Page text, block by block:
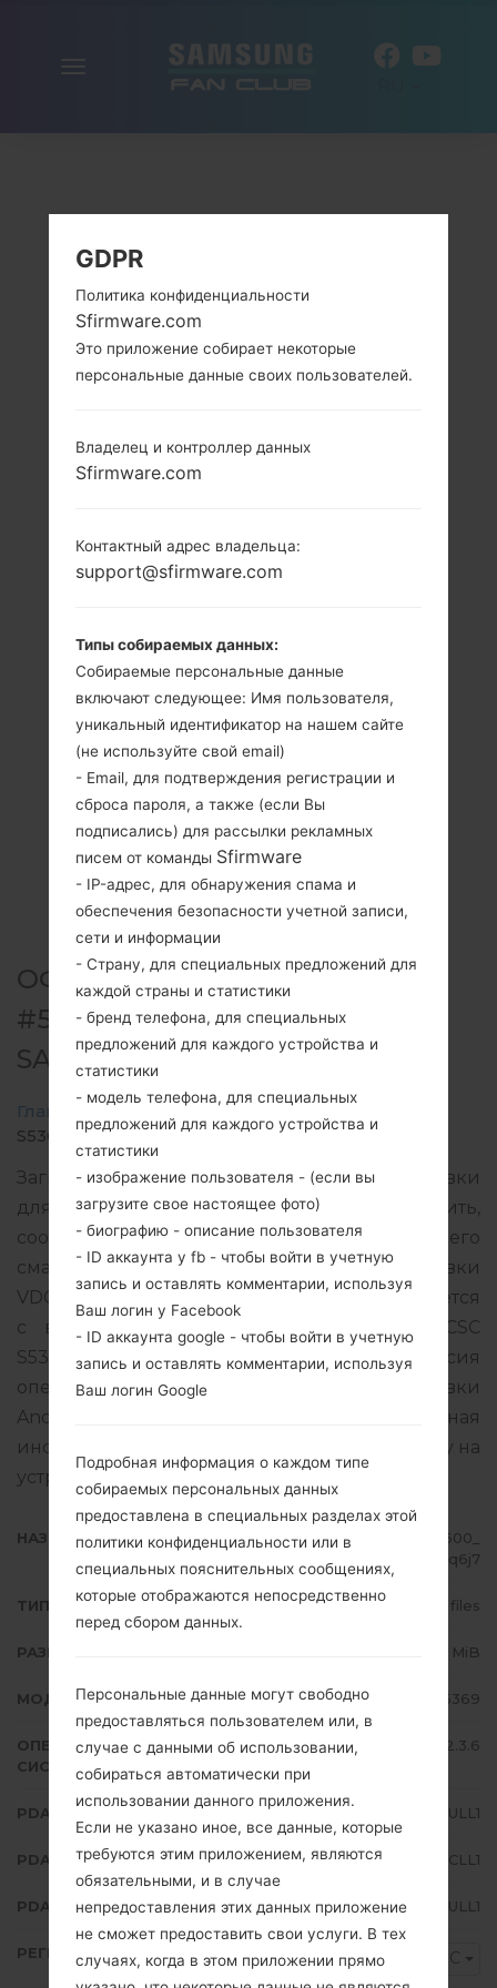
ОФИЦИАЛЬНАЯ ПРОШИВКА
#5825 ДЛЯ GT-S5369 -
SAMSUNGGALAXY Y
Главная → SamsungGT-S5369
S5369_VDC_1_20121206121600_6aq808q6j7.zip
Загрузите последнее обновление прошивки
для Samsung Galaxy Y, но не забудьте проверить,
соответствует ли номер модели вашего
смартфона указанному GT-S5369. Код прошивки
VDC для CZECH REPUBLIC. Продукт поставляется
с версией PDA S5369BULL1 и версия CSC
S5369VDCLL1, MODEM версия S5369BULL1. Версия
операционной системы данной прошивки
Android Gingerbread 2.3.6. Подробная
инструкция, как прошить стоковую прошивку на
устройства Samsung
здесь
НАЗВАНИЕ ФАЙЛА
GT-S5369_VDC_1_20121206121600_
6aq808q6j7
ТИП ПРОШИВКИ 4 files
РАЗМЕР ФАЙЛА 123.7 MiB
МОДЕЛЬ Samsung GT-S5369
ОПЕРАЦИОННАЯ
СИСТЕМА
Android Gingerbread 2.3.6
PDA/AP ВЕРСИЯ S5369BULL1
PDA/AP ВЕРСИЯ S5369VDCLL1
PDA/AP ВЕРСИЯ S5369BULL1
РЕГИОН VDC
GDPR
Политика конфиденциальности
Sfirmware.com
Это приложение собирает некоторые
персональные данные своих пользователей.
Владелец и контроллер данных
Sfirmware.com
Контактный адрес владельца:
support@sfirmware.com
Типы собираемых данных:
Собираемые персональные данные
включают следующее: Имя пользователя,
уникальный идентификатор на нашем сайте
(не используйте свой email)
- Email, для подтверждения регистрации и
сброса пароля, а также (если Вы
подписались) для рассылки рекламных
писем от команды Sfirmware
- IP-адрес, для обнаружения спама и
обеспечения безопасности учетной записи,
сети и информации
- Страну, для специальных предложений для
каждой страны и статистики
- бренд телефона, для специальных
предложений для каждого устройства и
статистики
- модель телефона, для специальных
предложений для каждого устройства и
статистики
- изображение пользователя - (если вы
загрузите свое настоящее фото)
- биографию - описание пользователя
- ID аккаунта у fb - чтобы войти в учетную
запись и оставлять комментарии, используя
Ваш логин у Facebook
- ID аккаунта google - чтобы войти в учетную
запись и оставлять комментарии, используя
Ваш логин Google
Подробная информация о каждом типе
собираемых персональных данных
предоставлена в специальных разделах этой
политики конфиденциальности или в
специальных пояснительных сообщениях,
которые отображаются непосредственно
перед сбором данных.
Персональные данные могут свободно
предоставляться пользователем или, в
случае с данными об использовании,
собираться автоматически при
использовании данного приложения.
Если не указано иное, все данные, которые
требуются этим приложением, являются
обязательными, и в случае
непредоставления этих данных приложение
не сможет предоставить свои услуги. В тех
случаях, когда в этом приложении прямо